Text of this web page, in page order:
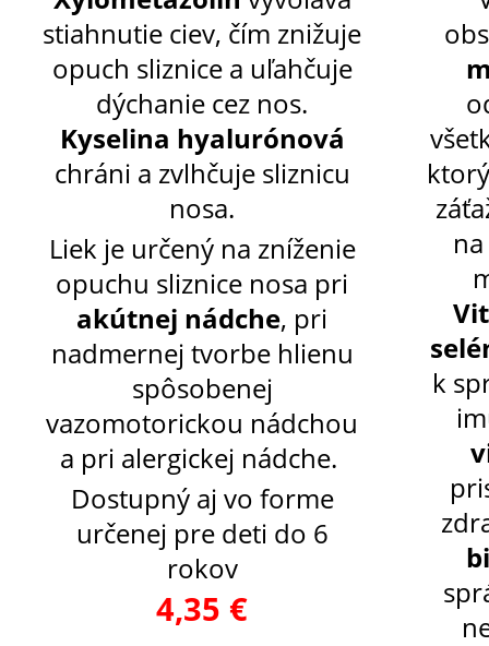
stiahnutie ciev, čím znižuje
opuch sliznice a uľahčuje
dýchanie cez nos.
Kyselina hyalurónová
chráni a zvlhčuje sliznicu
nosa.
Liek je určený na zníženie
opuchu sliznice nosa pri
akútnej nádche, pri
nadmernej tvorbe hlienu
spôsobenej
vazomotorickou nádchou
a pri alergickej nádche.
Dostupný aj vo forme
určenej pre deti do 6
rokov
4,35 €
k